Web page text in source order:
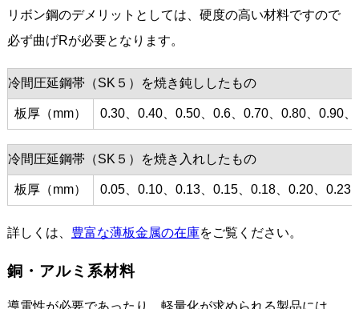
リボン鋼のデメリットとしては、硬度の高い材料ですので
必ず曲げRが必要となります。
冷間圧延鋼帯（SK５）を焼き鈍ししたもの
板厚（mm） 0.30、0.40、0.50、0.6、0.70、0.80、0.90
冷間圧延鋼帯（SK５）を焼き入れしたもの
板厚（mm） 0.05、0.10、0.13、0.15、0.18、0.20、
詳しくは、 豊富な薄板金属の在庫をご覧ください。
銅・アルミ系材料
導電性が必要であったり、軽量化が求められる製品には、